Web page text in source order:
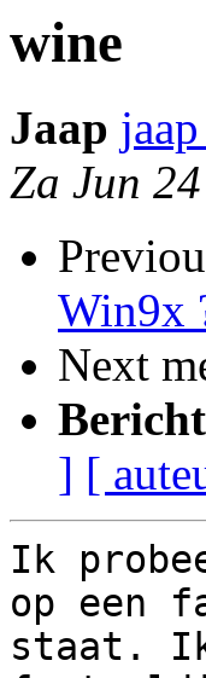
wine
Jaap
Za Jun
Win9x
Next
] [
Ik
op een
staat.